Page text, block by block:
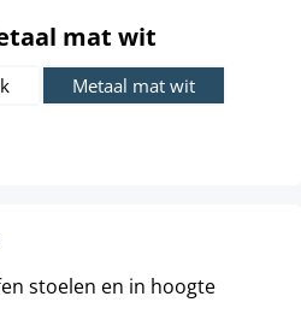
mat wit
Metaal mat wit
stoelen en in hoogte